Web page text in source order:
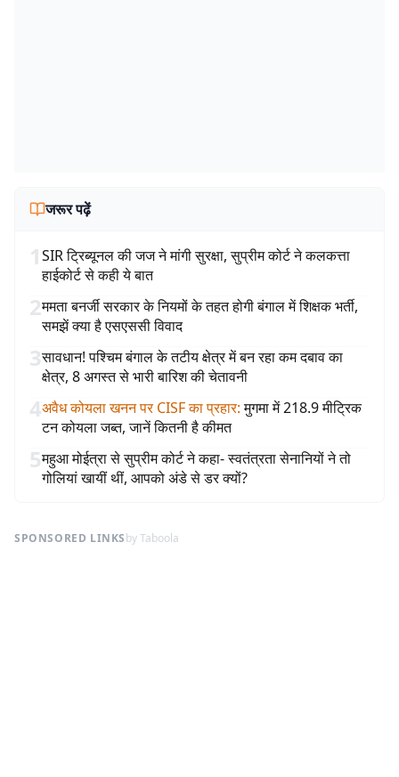
जरूर पढ़ें
1SIR ट्रिब्यूनल की जज ने मांगी सुरक्षा, सुप्रीम कोर्ट ने कलकत्ता
हाईकोर्ट से कही ये बात
2ममता बनर्जी सरकार के नियमों के तहत होगी बंगाल में शिक्षक भर्ती,
समझें क्या है एसएससी विवाद
3सावधान! पश्चिम बंगाल के तटीय क्षेत्र में बन रहा कम दबाव का
क्षेत्र, 8 अगस्त से भारी बारिश की चेतावनी
4अवैध कोयला खनन पर CISF का प्रहार: मुगमा में 218.9 मीट्रिक
टन कोयला जब्त, जानें कितनी है कीमत
5महुआ मोईत्रा से सुप्रीम कोर्ट ने कहा- स्वतंत्रता सेनानियों ने तो
गोलियां खायीं थीं, आपको अंडे से डर क्यों?
SPONSORED LINKSby Taboola